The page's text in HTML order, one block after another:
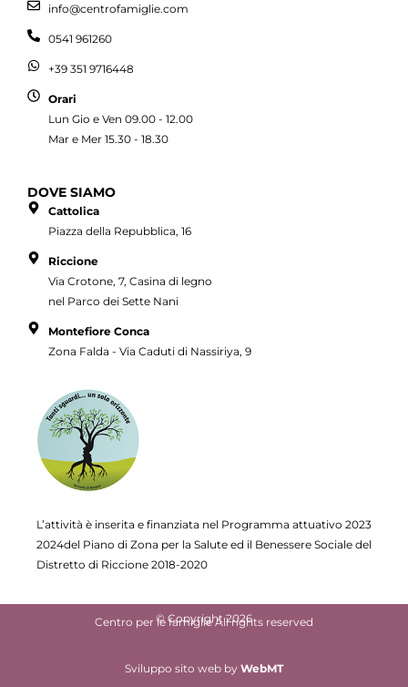
info@centrofamiglie.com
0541 961260
+39 351 9716448
Orari
Lun Gio e Ven 09.00 - 12.00
Mar e Mer 15.30 - 18.30
DOVE SIAMO
Cattolica
Piazza della Repubblica, 16
Riccione
Via Crotone, 7, Casina di legno
nel Parco dei Sette Nani
Montefiore Conca
Zona Falda - Via Caduti di Nassiriya, 9
L’attività è inserita e finanziata nel Programma attuativo 2023
2024del Piano di Zona per la Salute ed il Benessere Sociale del
Distretto di Riccione 2018-2020
© Copyright 2026
Centro per le famiglie All rights reserved
Sviluppo sito web by WebMT